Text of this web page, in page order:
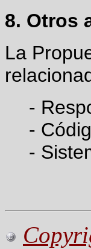
8. Otros
La
-
-
-